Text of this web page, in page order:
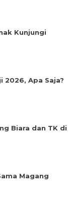
Kunjungi
2026, Apa Saja?
Biara dan TK di
Magang